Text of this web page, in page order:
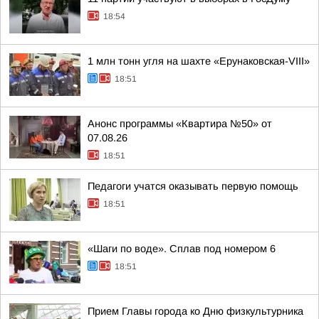
18:54
1 млн тонн угля на шахте «Ерунаковская-VIII»
18:51
Анонс программы «Квартира №50» от
07.08.26
18:51
Педагоги учатся оказывать первую помощь
18:51
«Шаги по воде». Сплав под номером 6
18:51
Прием Главы города ко Дню физкультурника